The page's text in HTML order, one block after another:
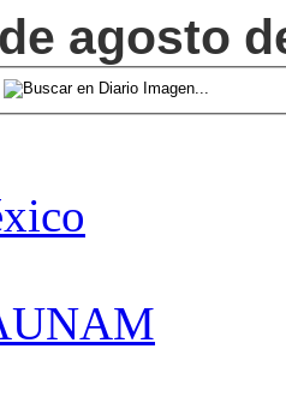
agosto